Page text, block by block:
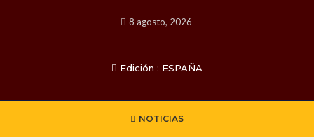
8 agosto, 2026
Edición : ESPAÑA
NOTICIAS